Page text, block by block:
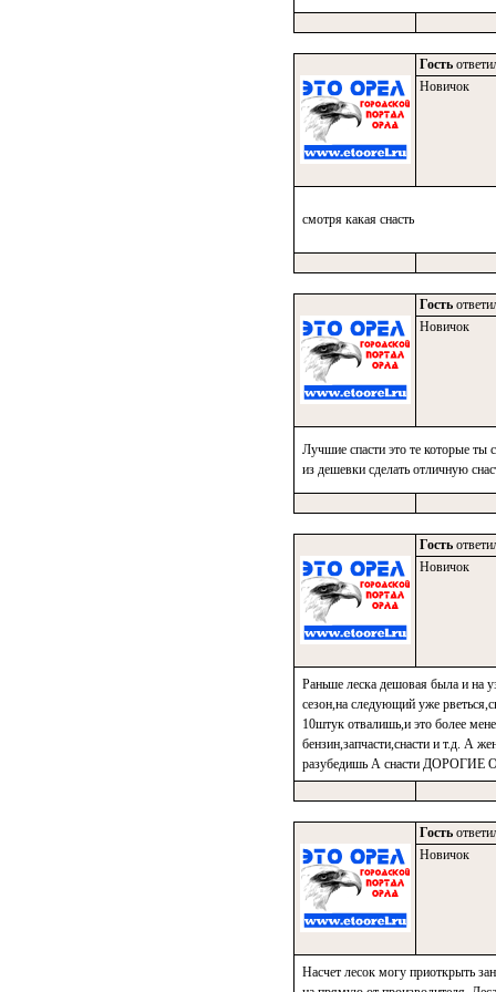
Гость
Новичок
смотря какая снасть
Гость
Новичок
Лучшие спасти это те которые ты
из дешевки сделать отличную
Гость
Новичок
Раньше леска дешовая была и на
сезон,на следующий уже
10штук отвалишь,и это более
бензин,запчасти,снасти и т.д. А
разубедишь А снасти
Гость
Новичок
Насчет лесок могу приоткрыть